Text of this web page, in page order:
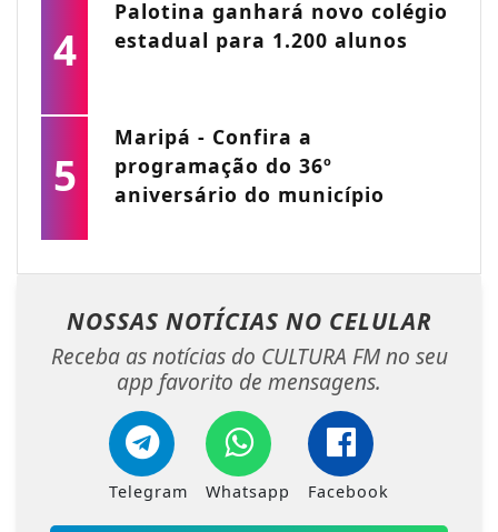
4
Palotina ganhará novo colégio
estadual para 1.200 alunos
5
Maripá - Confira a
programação do 36º
aniversário do município
NOSSAS NOTÍCIAS NO CELULAR
Receba as notícias do CULTURA FM no seu
app favorito de mensagens.
Telegram Whatsapp Facebook